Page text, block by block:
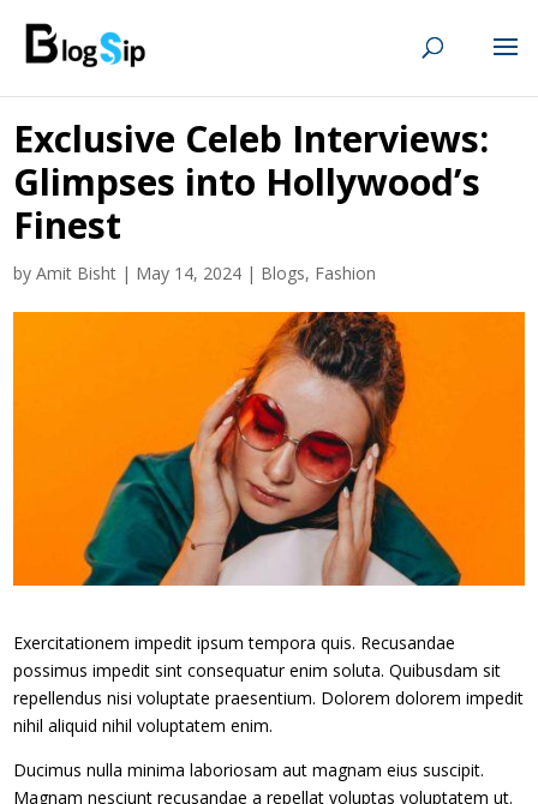
Exclusive Celeb Interviews:
Glimpses into Hollywood’s
Finest
byAmit Bisht | May 14, 2024 | Blogs, Fashion
Exercitationem impedit ipsum tempora quis. Recusandae
possimus impedit sint consequatur enim soluta. Quibusdam sit
repellendus nisi voluptate praesentium. Dolorem dolorem impedit
nihil aliquid nihil voluptatem enim.
Ducimus nulla minima laboriosam aut magnam eius suscipit.
Magnam nesciunt recusandae a repellat voluptas voluptatem ut.